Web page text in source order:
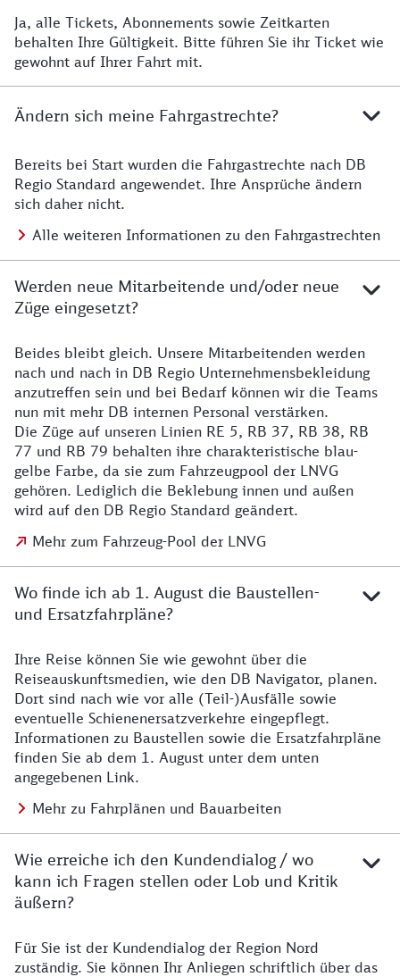
Details zur Zeitkarte
Ja, alle Tickets, Abonnements sowie Zeitkarten
behalten Ihre Gültigkeit. Bitte führen Sie ihr Ticket wie
gewohnt auf Ihrer Fahrt mit.
Ändern sich meine Fahrgastrechte?
Details zu Fahrgastrechten
Bereits bei Start wurden die Fahrgastrechte nach DB
Regio Standard angewendet. Ihre Ansprüche ändern
sich daher nicht.
Alle weiteren Informationen zu den Fahrgastrechten
Werden neue Mitarbeitende und/oder neue
Züge eingesetzt?
Details zu den Mitarbeitenden
Beides bleibt gleich. Unsere Mitarbeitenden werden
nach und nach in DB Regio Unternehmensbekleidung
anzutreffen sein und bei Bedarf können wir die Teams
nun mit mehr DB internen Personal verstärken.
Die Züge auf unseren Linien RE 5, RB 37, RB 38, RB
77 und RB 79 behalten ihre charakteristische blau-
gelbe Farbe, da sie zum Fahrzeugpool der LNVG
gehören. Lediglich die Beklebung innen und außen
wird auf den DB Regio Standard geändert.
Mehr zum Fahrzeug-Pool der LNVG
Wo finde ich ab 1. August die Baustellen-
und Ersatzfahrpläne?
Details zu Baustelle
Ihre Reise können Sie wie gewohnt über die
Reiseauskunftsmedien, wie den DB Navigator, planen.
Dort sind nach wie vor alle (Teil-)Ausfälle sowie
eventuelle Schienenersatzverkehre eingepflegt.
Informationen zu Baustellen sowie die Ersatzfahrpläne
finden Sie ab dem 1. August unter dem unten
angegebenen Link.
Mehr zu Fahrplänen und Bauarbeiten
Wie erreiche ich den Kundendialog / wo
kann ich Fragen stellen oder Lob und Kritik
äußern?
Details zu Kontakt
Für Sie ist der Kundendialog der Region Nord
zuständig. Sie können Ihr Anliegen schriftlich über das